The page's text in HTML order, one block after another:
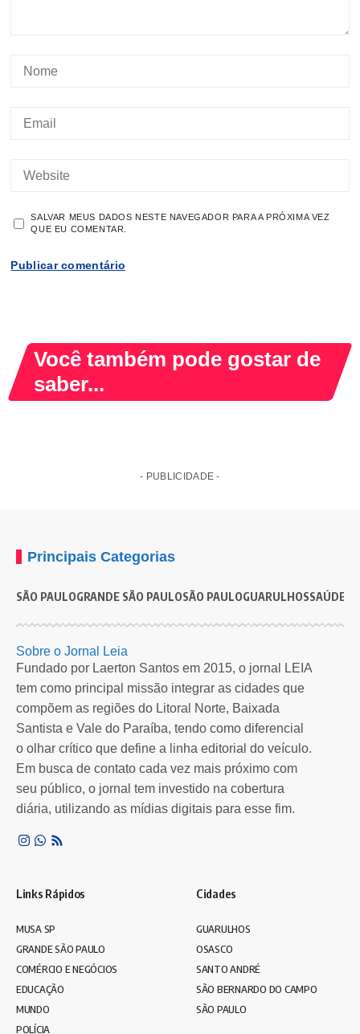
SALVAR MEUS DADOS NESTE NAVEGADOR PARA A PRÓXIMA VEZ
QUE EU COMENTAR.
Você também pode gostar de
saber...
SAÚDE
Quase 40% dos casos de câncer poderiam ser
evitados
Estudo indica que muitos acometimentos estão ligados a fatores de risco
modificáveis.…
- PUBLICIDADE -
Principais Categorias
SÃO PAULOGRANDE SÃO PAULOSÃO PAULOGUARULHOSSAÚDE
Sobre o Jornal Leia
Fundado por Laerton Santos em 2015, o jornal LEIA
tem como principal missão integrar as cidades que
compõem as regiões do Litoral Norte, Baixada
Santista e Vale do Paraíba, tendo como diferencial
o olhar crítico que define a linha editorial do veículo.
Em busca de contato cada vez mais próximo com
seu público, o jornal tem investido na cobertura
diária, utilizando as mídias digitais para esse fim.
Links Rápidos
MUSA SP
GRANDE SÃO PAULO
COMÉRCIO E NEGÓCIOS
EDUCAÇÃO
MUNDO
POLÍCIA
Cidades
GUARULHOS
OSASCO
SANTO ANDRÉ
SÃO BERNARDO DO CAMPO
SÃO PAULO